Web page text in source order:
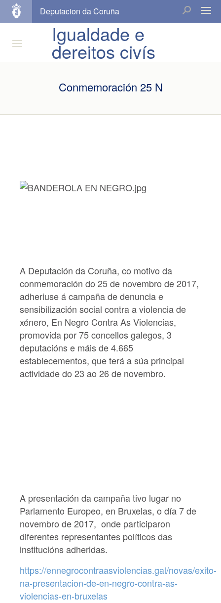
Deputacion da Coruña
Igualdade e
dereitos civís
Conmemoración 25 N
A Deputación da Coruña, co motivo da
conmemoración do 25 de novembro de 2017,
adheriuse á campaña de denuncia e
sensibilización social contra a violencia de
xénero, En Negro Contra As Violencias,
promovida por 75 concellos galegos, 3
deputacións e máis de 4.665
establecementos, que terá a súa principal
actividade do 23 ao 26 de novembro.
A presentación da campaña tivo lugar no
Parlamento Europeo, en Bruxelas, o día 7 de
novembro de 2017, onde participaron
diferentes representantes políticos das
institucións adheridas.
https://ennegrocontraasviolencias.gal/novas/exito-
na-presentacion-de-en-negro-contra-as-
violencias-en-bruxelas